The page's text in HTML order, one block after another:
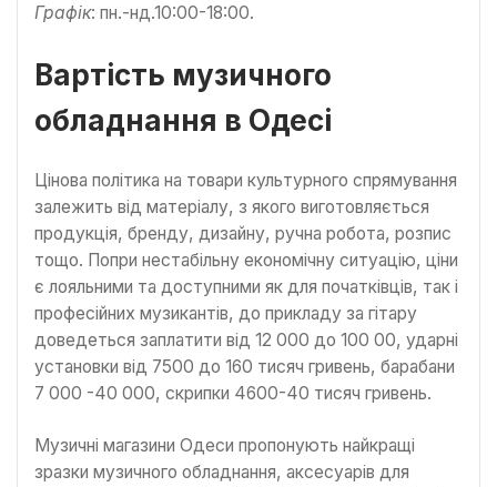
Графік: пн.-нд.10:00-18:00.
Вартість музичного
обладнання в Одесі
Цінова політика на товари культурного спрямування
залежить від матеріалу, з якого виготовляється
продукція, бренду, дизайну, ручна робота, розпис
тощо. Попри нестабільну економічну ситуацію, ціни
є лояльними та доступними як для початківців, так і
професійних музикантів, до прикладу за гітару
доведеться заплатити від 12 000 до 100 00, ударні
установки від 7500 до 160 тисяч гривень, барабани
7 000 -40 000, скрипки 4600-40 тисяч гривень.
Музичні магазини Одеси пропонують найкращі
зразки музичного обладнання, аксесуарів для